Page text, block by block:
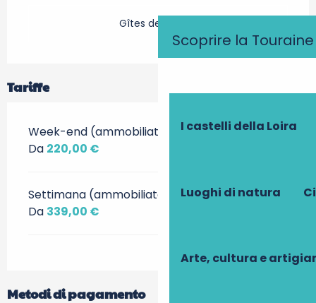
Scoprire la Touraine
I castelli della Loira
Luoghi di natura
Arte, cultura e
Gîtes de France
Tariffe
Week-end (ammobiliato)
Da 220,00 €
Settimana (ammobiliato)
Da 339,00 €
Metodi di pagamento